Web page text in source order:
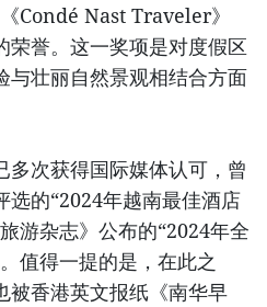
Condé Nast Traveler》
荣誉。这一奖项是对度假区
与壮丽自然景观相结合方面
多次获得国际媒体认可，曾
选的“2024年越南最佳酒店
游杂志》公布的“2024年全
值得一提的是，在此之
被香港英文报纸《南华早